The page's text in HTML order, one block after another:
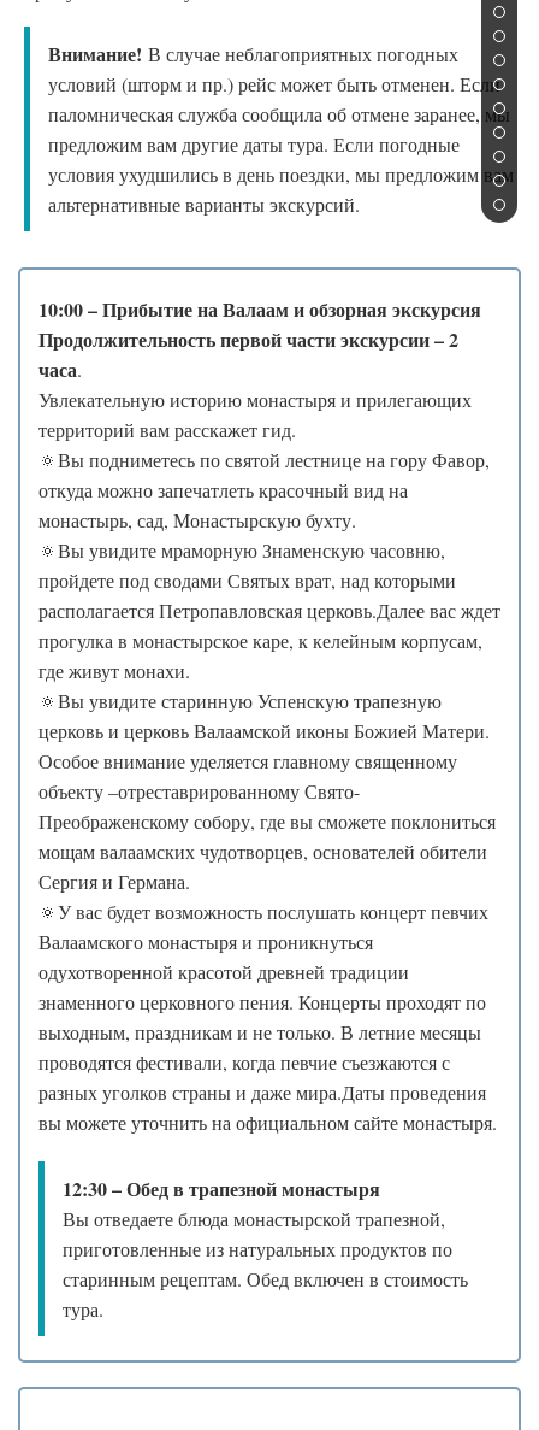
Внимание! В случае неблагоприятных погодных
условий (шторм и пр.) рейс может быть отменен. Если
паломническая служба сообщила об отмене заранее, мы
предложим вам другие даты тура. Если погодные
условия ухудшились в день поездки, мы предложим вам
альтернативные варианты экскурсий.
10:00 – Прибытие на Валаам и обзорная экскурсия
Продолжительность первой части экскурсии – 2
часа.
Увлекательную историю монастыря и прилегающих
территорий вам расскажет гид.
🔅Вы подниметесь по святой лестнице на гору Фавор,
откуда можно запечатлеть красочный вид на
монастырь, сад, Монастырскую бухту.
🔅Вы увидите мраморную Знаменскую часовню,
пройдете под сводами Святых врат, над которыми
располагается Петропавловская церковь.Далее вас ждет
прогулка в монастырское каре, к келейным корпусам,
где живут монахи.
🔅Вы увидите старинную Успенскую трапезную
церковь и церковь Валаамской иконы Божией Матери.
Особое внимание уделяется главному священному
объекту –отреставрированному Свято-
Преображенскому собору, где вы сможете поклониться
мощам валаамских чудотворцев, основателей обители
Сергия и Германа.
🔅У вас будет возможность послушать концерт певчих
Валаамского монастыря и проникнуться
одухотворенной красотой древней традиции
знаменного церковного пения. Концерты проходят по
выходным, праздникам и не только. В летние месяцы
проводятся фестивали, когда певчие съезжаются с
разных уголков страны и даже мира.Даты проведения
вы можете уточнить на официальном сайте монастыря.
12:30 – Обед в трапезной монастыря
Вы отведаете блюда монастырской трапезной,
приготовленные из натуральных продуктов по
старинным рецептам. Обед включен в стоимость
тура.